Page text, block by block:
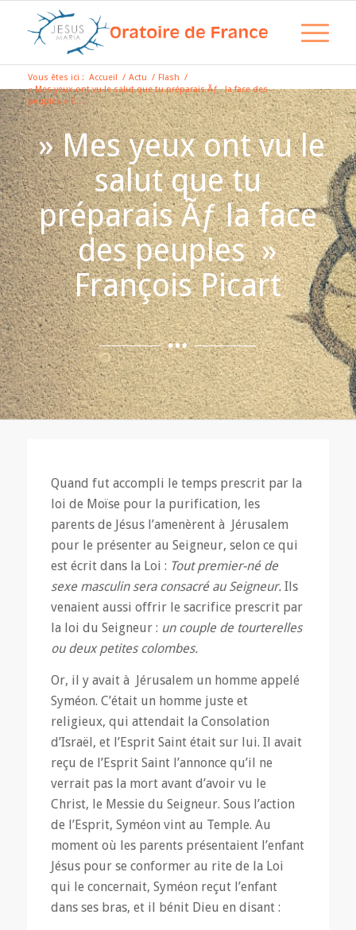
Vous êtes ici : Accueil / Actu / Flash /
« Mes yeux ont vu le salut que tu préparais Ãƒ la face des
peuples » F...
» Mes yeux ont vu le
salut que tu
préparais Ãƒ la face
des peuples »
François Picart
Quand fut accompli le temps prescrit par la
loi de Moïse pour la purification, les
parents de Jésus l’amenèrent à Jérusalem
pour le présenter au Seigneur, selon ce qui
est écrit dans la Loi : Tout premier-né de
sexe masculin sera consacré au Seigneur. Ils
venaient aussi offrir le sacrifice prescrit par
la loi du Seigneur : un couple de tourterelles
ou deux petites colombes.
Or, il y avait à Jérusalem un homme appelé
Syméon. C’était un homme juste et
religieux, qui attendait la Consolation
d’Israël, et l’Esprit Saint était sur lui. Il avait
reçu de l’Esprit Saint l’annonce qu’il ne
verrait pas la mort avant d’avoir vu le
Christ, le Messie du Seigneur. Sous l’action
de l’Esprit, Syméon vint au Temple. Au
moment où les parents présentaient l’enfant
Jésus pour se conformer au rite de la Loi
qui le concernait, Syméon reçut l’enfant
dans ses bras, et il bénit Dieu en disant :